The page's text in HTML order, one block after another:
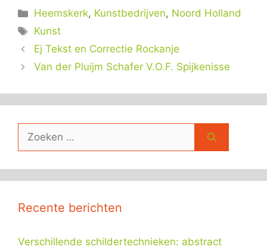
Categorieën
Heemskerk, Kunstbedrijven, Noord Holland
Tags
Kunst
Ej Tekst en Correctie Rockanje
Van der Pluijm Schafer V.O.F. Spijkenisse
Zoek
Recente berichten
Verschillende schildertechnieken: abstract